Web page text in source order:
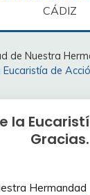
CÁDIZ
de Nuestra
de
la
Gracias.
Hermandad